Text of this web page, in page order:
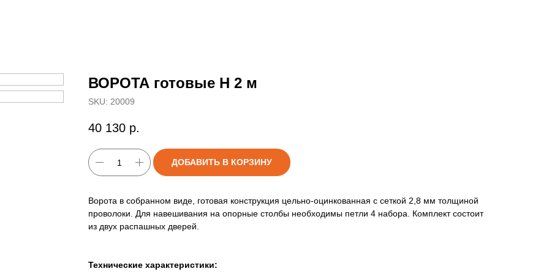
ВОРОТА готовые H 2 м
SKU: 20009
40 130 р.
ДОБАВИТЬ В КОРЗИНУ
Ворота в собранном виде, готовая конструкция цельно-оцинкованная с сеткой 2,8 мм толщиной
проволоки. Для навешивания на опорные столбы необходимы петли 4 набора. Комплект состоит
из двух распашных дверей.
Технические характеристики: